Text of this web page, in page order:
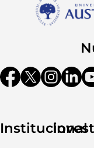
Institucional